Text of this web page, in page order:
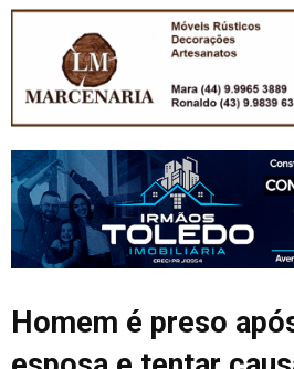
Homem é preso